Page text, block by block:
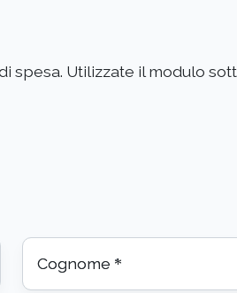
spesa. Utilizzate il modulo
Cognome *